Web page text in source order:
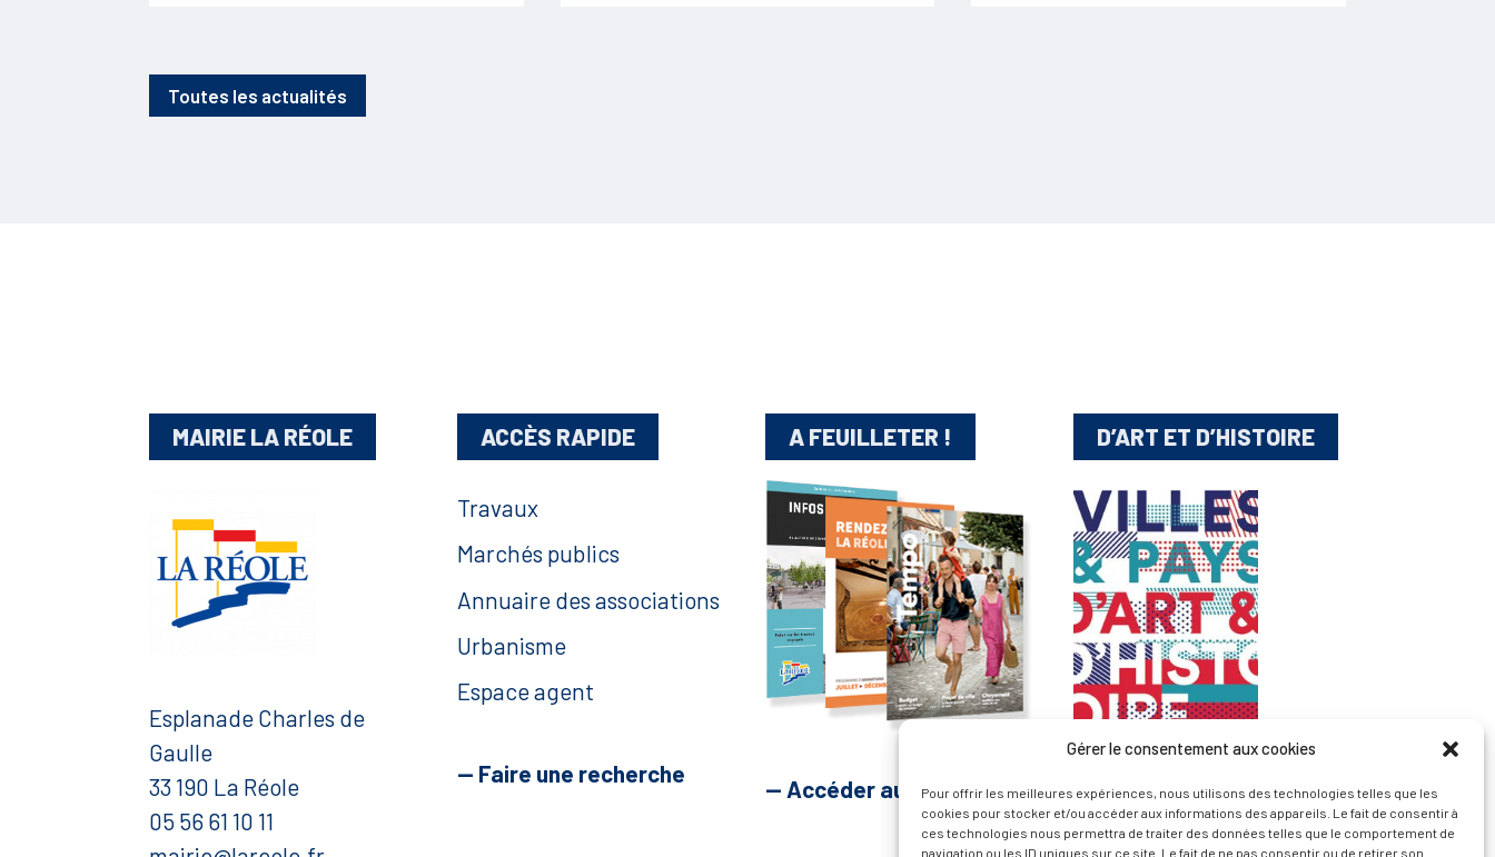
Gérer le consentement aux cookies
Pour offrir les meilleures expériences, nous utilisons des technologies telles que les
cookies pour stocker et/ou accéder aux informations des appareils. Le fait de consentir à
ces technologies nous permettra de traiter des données telles que le comportement de
navigation ou les ID uniques sur ce site. Le fait de ne pas consentir ou de retirer son
Toutes les actualités
MAIRIE LA RÉOLE
Esplanade Charles de
Gaulle
33 190 La Réole
05 56 61 10 11
ACCÈS RAPIDE
Travaux
Marchés publics
Annuaire des associations
Urbanisme
Espace agent
— Faire une recherche
A FEUILLETER !
— Accéder au kiosque
D’ART ET D’HISTOIRE
— Découvrir et visiter